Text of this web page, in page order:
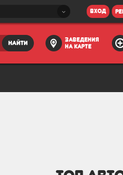
вход
найти
заведения
на карте